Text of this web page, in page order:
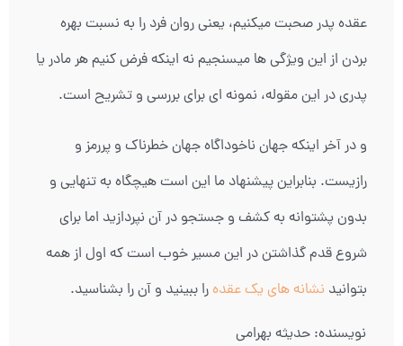
عقده پدر صحبت می‎کنیم، یعنی روان فرد را به نسبت بهره
بردن از این ویژگی ها میسنجیم نه اینکه فرض کنیم هر مادر یا
پدری در این مقوله، نمونه ای برای بررسی و تشریح است.
و در آخر اینکه جهان ناخوداگاه جهان خطرناک و پررمز و
رازیست. بنابراین پیشنهاد ما این است هیچگاه به تنهایی و
بدون پشتوانه به کشف و جستجو در آن نپردازید اما برای
شروع قدم گذاشتن در این مسیر خوب است که اول از همه
بتوانید نشانه های یک عقده را ببینید و آن را بشناسید.
نویسنده: حدیثه بهرامی